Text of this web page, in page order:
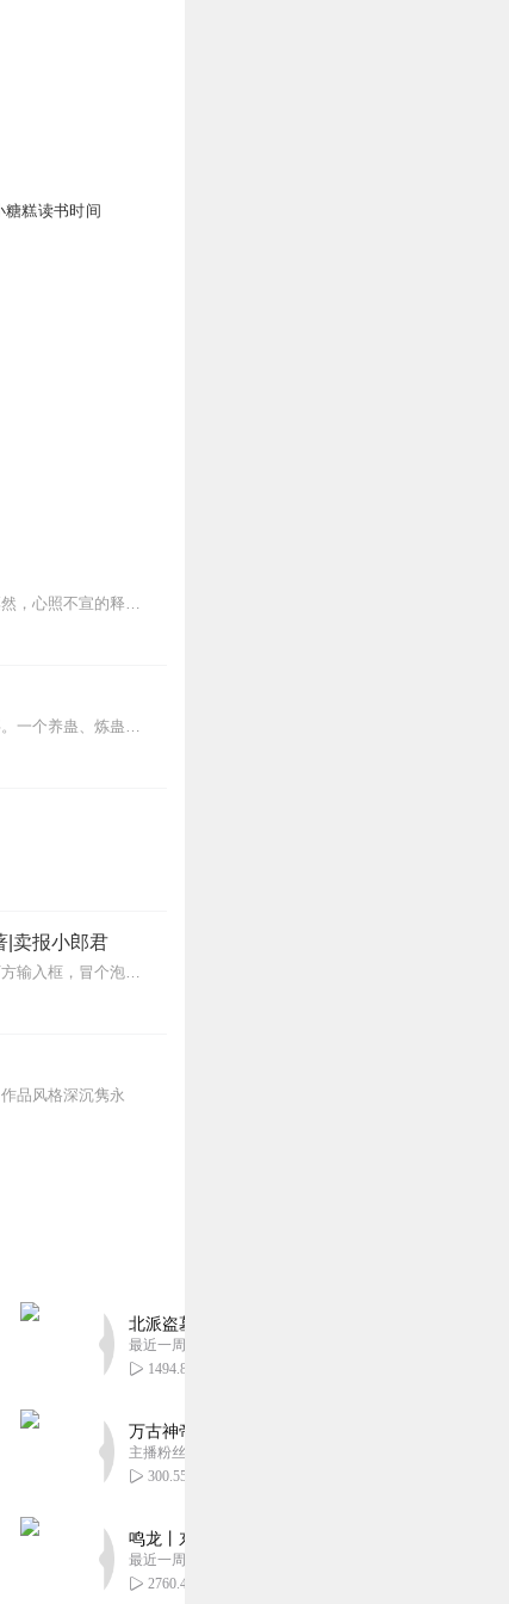
糖糕读书时间
诗人，词人，凸现其旷世奇才；才子，佳人，挥洒其至真性情。似笑非笑的嫣然，执迷不悔的凛然，心照不宣的释然，悲喜交加的恍然……漏风独语，带您走进/古典诗词背后一幕幕...
内容简介【黑暗文反派流封神之作】人是万物之灵，蛊是天地真精。一个穿越者不断重生的故事。一个养蛊、炼蛊、用蛊的奇特世界。配音组（男角色）老宝玉旁白...
|卖报小郎君
【冒泡有奖】听说杨千幻那厮要与我一较高下，我许七安要开始装叉了！快进入声音播放页戳下方输入框，冒个泡偷偷告诉我，我要用哪些诗词才能胜过他？说得好的，有赏！202...
品风格深沉隽永
北派盗墓笔记丨头陀渊出品丨悬疑灵异丨摸金校尉
最近一周更新
1494.81万
万古神帝丨玄幻丨热血丨紫襟团队演播丨多人有声
主播粉丝2836万
300.55万
鸣龙丨东方玄幻丨紫襟团队丨轻松搞笑丨多人有声
最近一周更新
2760.45万